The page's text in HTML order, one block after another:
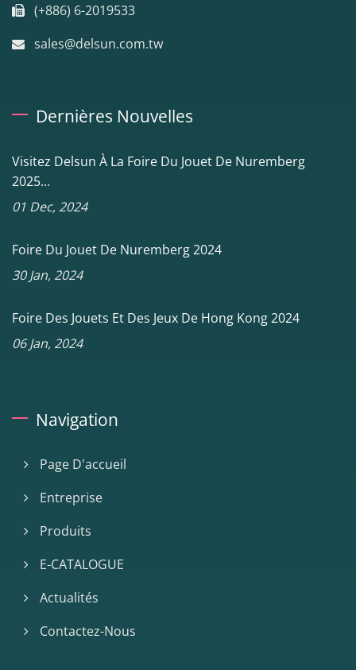
(+886) 6-2019533
sales@delsun.com.tw
Dernières Nouvelles
Visitez Delsun À La Foire Du Jouet De Nuremberg
2025...
01 Dec, 2024
Foire Du Jouet De Nuremberg 2024
30 Jan, 2024
Foire Des Jouets Et Des Jeux De Hong Kong 2024
06 Jan, 2024
Navigation
Page D'accueil
Entreprise
Produits
E-CATALOGUE
Actualités
Contactez-Nous